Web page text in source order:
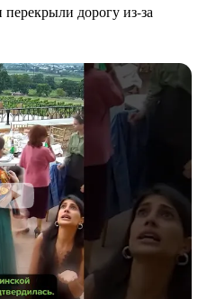
дорогу из-за